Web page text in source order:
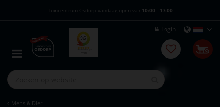
Mens & Dier
Tuincentrum Osdorp vandaag open van 10:00 - 17:00
Login